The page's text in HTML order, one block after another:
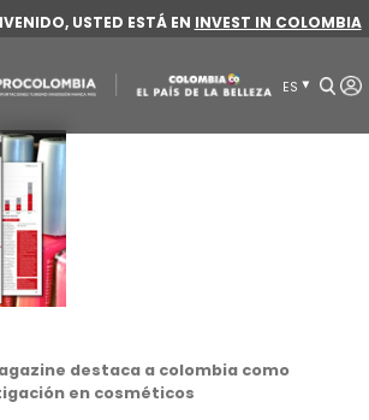
BIENVENIDO, USTED ESTÁ ENINVEST